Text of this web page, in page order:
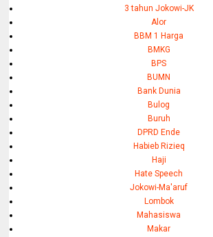
3 tahun Jokowi-JK
Alor
BBM 1 Harga
BMKG
BPS
BUMN
Bank Dunia
Bulog
Buruh
DPRD Ende
Habieb Rizieq
Haji
Hate Speech
Jokowi-Ma'aruf
Lombok
Mahasiswa
Makar